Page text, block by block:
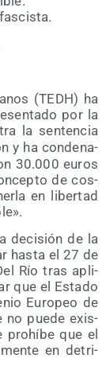
(TEDH) ha
por la
la sen­ten­cia
y ha con­de­na­
30.000 euros
de cos­
en liber­tad
deci­sión de la
has­ta el 27 de
Río tras apli­
que el Esta­do
Euro­peo de
no pue­de exis­
prohí­be que el
en detri­